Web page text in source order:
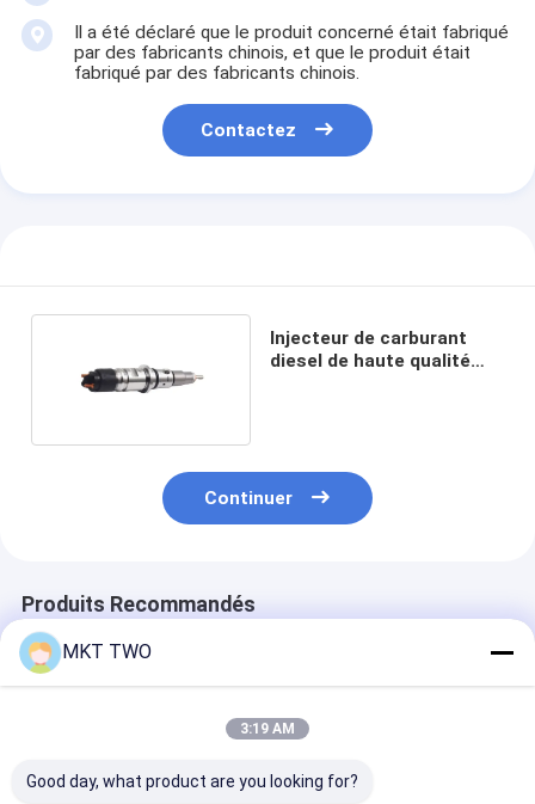
Il a été déclaré que le produit concerné était fabriqué
par des fabricants chinois, et que le produit était
fabriqué par des fabricants chinois.
Contactez
Injecteur de carburant
diesel de haute qualité
Continuer
Produits Recommandés
MKT TWO
3:19 AM
Good day, what product are you looking for?